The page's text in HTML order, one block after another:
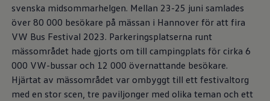
svenska midsommarhelgen. Mellan 23-25 juni samlades
över 80 000 besökare på mässan i Hannover för att fira
VW Bus Festival 2023. Parkeringsplatserna runt
mässområdet hade gjorts om till campingplats för cirka 6
000 VW-bussar och 12 000 övernattande besökare.
Hjärtat av mässområdet var ombyggt till ett festivaltorg
med en stor scen, tre paviljonger med olika teman och ett